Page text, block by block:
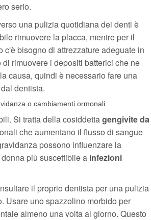
serio.
una pulizia quotidiana dei denti è
rimuovere la placca, mentre per il
c'è bisogno di attrezzature adeguate in
di rimuovere i depositi batterici che ne
causa, quindi è necessario fare una
dentista.
o cambiamenti ormonali
Si tratta della cosiddettagengivite da
che aumentano il flusso di sangue
possono influenzare la
più suscettibile a infezioni
il proprio dentista per una pulizia
Usare uno spazzolino morbido per
almeno una volta al giorno. Questo